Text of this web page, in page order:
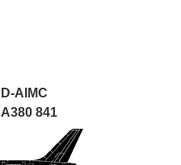
D-AIMC
A380 841